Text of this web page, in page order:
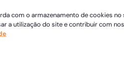
Validade Jurídica
com o armazenamento de cookies
a utilização do site e contribuir com